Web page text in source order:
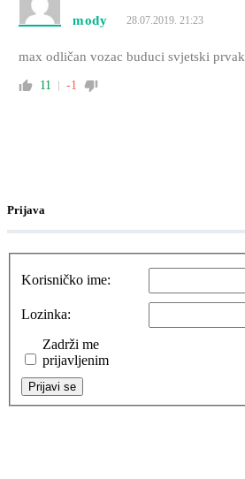
mody 28.07.2019. 21:23
max odličan vozac buduci svjetski prvak
11 -1
Prijava
Korisničko ime:
Lozinka:
Zadrži me
prijavljenim
Prijavi se